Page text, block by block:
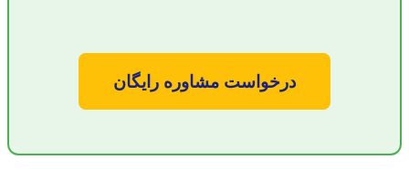
درخواست مشاوره رایگان